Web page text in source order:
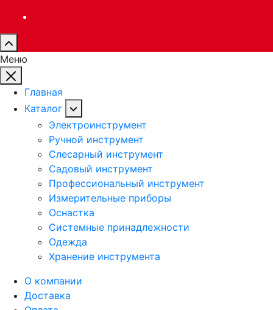
Меню
Главная
Каталог
Электроинструмент
Ручной инструмент
Слесарный инструмент
Садовый инструмент
Профессиональный инструмент
Измерительные приборы
Оснастка
Системные принадлежности
Одежда
Хранение инструмента
О компании
Доставка